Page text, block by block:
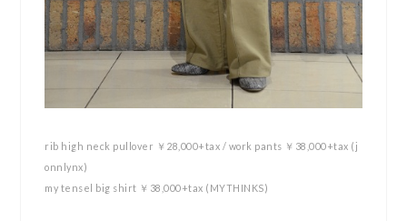
rib high neck pullover ￥28,000+tax / work pants ￥38,000+tax (j
onnlynx)
my tensel big shirt ￥38,000+tax (MYTHINKS)